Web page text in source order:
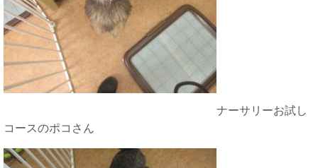
ナーサリーお試し
コースのポコさん